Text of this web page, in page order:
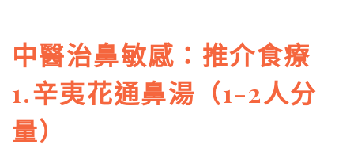
中醫治鼻敏感：推介食療
1.辛夷花通鼻湯（1-2人分
量）